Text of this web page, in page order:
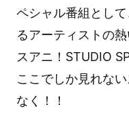
ペシャル番組とし
るアーティストの
スアニ！STUDIO
ここでしか見れな
なく！！